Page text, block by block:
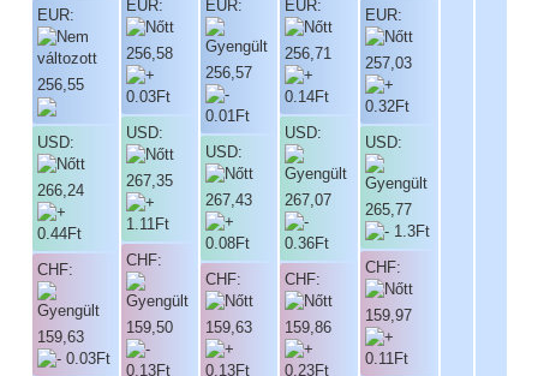
EUR:
256,55
USD:
266,24
CHF:
159,63
EUR:
256,58
USD:
267,35
CHF:
159,50
EUR:
256,57
USD:
267,43
CHF:
159,63
EUR:
256,71
USD:
267,07
CHF:
159,86
EUR:
257,03
USD:
265,77
CHF:
159,97